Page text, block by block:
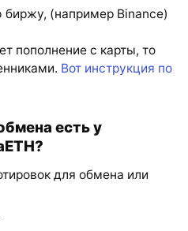
(например Binance)
пополнение с карты, то
Вот инструкция по
есть у
для обмена или